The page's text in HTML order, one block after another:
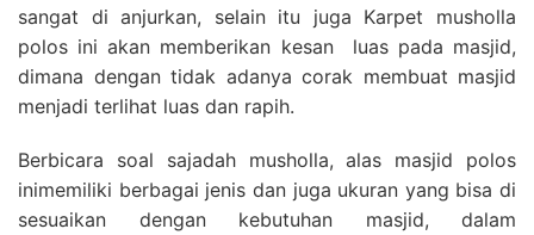
sangat di anjurkan, selain itu juga Karpet musholla
polos ini akan memberikan kesan luas pada masjid,
dimana dengan tidak adanya corak membuat masjid
menjadi terlihat luas dan rapih.
Berbicara soal sajadah musholla, alas masjid polos
inimemiliki berbagai jenis dan juga ukuran yang bisa di
sesuaikan dengan kebutuhan masjid, dalam